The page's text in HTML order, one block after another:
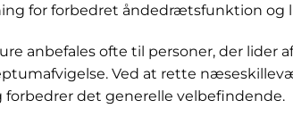
for forbedret åndedrætsfunktion og
anbefales ofte til personer, der
Ved at rette
det generelle velbefindende.